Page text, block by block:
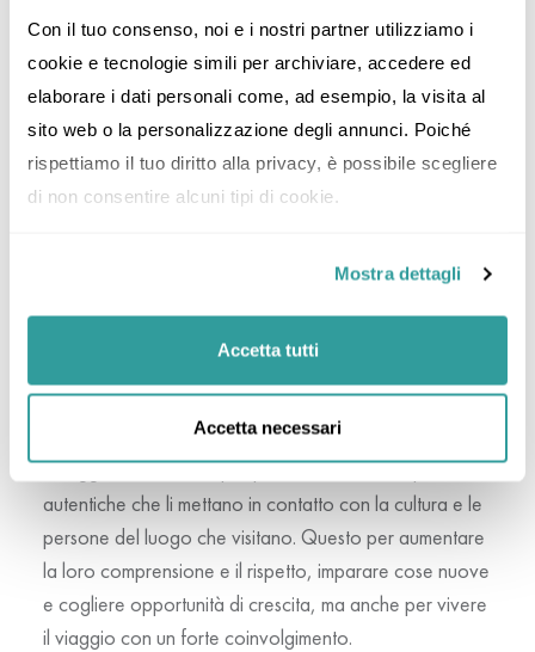
Con il tuo consenso, noi e i nostri partner utilizziamo i
cookie e tecnologie simili per archiviare, accedere ed
elaborare i dati personali come, ad esempio, la visita al
sito web o la personalizzazione degli annunci. Poiché
rispettiamo il tuo diritto alla privacy, è possibile scegliere
di non consentire alcuni tipi di cookie.
Mostra dettagli
Accetta tutti
Accetta necessari
Visitare un luogo durante un evento o una cerimonia
molto sentita come il Festival di Paro, infatti, consente di
scoprire l’anima più autentica del luogo, vivendo la
manifestazione insieme ailocal e comprendendo al
meglio il suo valore. Vivere in prima persona
esperienze di questo tipo permette di distaccarsi dalle
IMMERGERSI NELLA COMUNITÀ LOCALE
I viaggiatori sono sempre più alla ricerca di esperienze
autentiche che li mettano in contatto con la cultura e le
persone del luogo che visitano. Questo per aumentare
la loro comprensione e il rispetto, imparare cose nuove
e cogliere opportunità di crescita, ma anche per vivere
il viaggio con un forte coinvolgimento.